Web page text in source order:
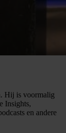
Hij is voormalig
Insights,
en andere